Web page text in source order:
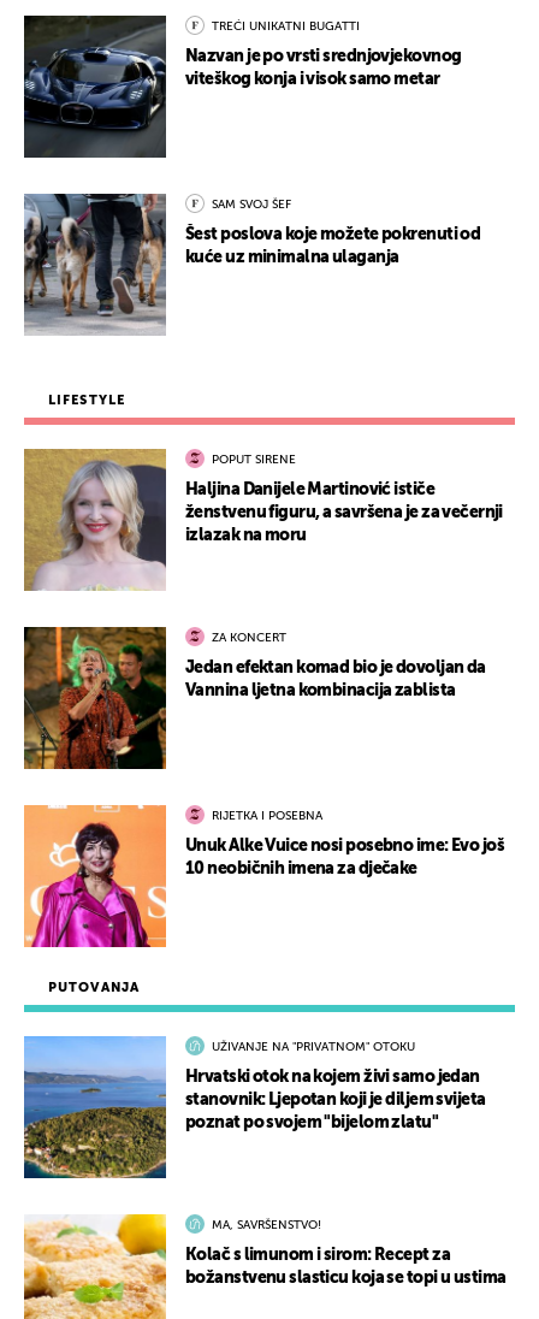
PUTOVANJA
UŽIVANJE NA "PRIVATNOM" OTOKU
Hrvatski otok na kojem živi samo jedan
stanovnik: Ljepotan koji je diljem svijeta
poznat po svojem "bijelom zlatu"
MA, SAVRŠENSTVO!
Kolač s limunom i sirom: Recept za
božanstvenu slasticu koja se topi u ustima
TREĆI UNIKATNI BUGATTI
Nazvan je po vrsti srednjovjekovnog
viteškog konja i visok samo metar
SAM SVOJ ŠEF
Šest poslova koje možete pokrenuti od
kuće uz minimalna ulaganja
LIFESTYLE
POPUT SIRENE
Haljina Danijele Martinović ističe
ženstvenu figuru, a savršena je za večernji
izlazak na moru
ZA KONCERT
Jedan efektan komad bio je dovoljan da
Vannina ljetna kombinacija zablista
RIJETKA I POSEBNA
Unuk Alke Vuice nosi posebno ime: Evo još
10 neobičnih imena za dječake